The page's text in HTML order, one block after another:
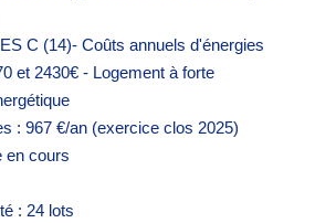
C (14)- Coûts annuels d'énergies
et 2430€ - Logement à forte
: 967 €/an (exercice clos 2025)
en cours
: 24 lots